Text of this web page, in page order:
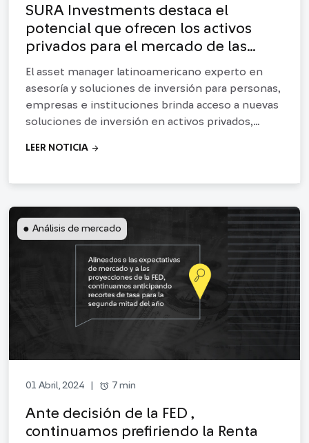
SURA Investments destaca el
potencial que ofrecen los activos
privados para el mercado de las
inversiones
El asset manager latinoamericano experto en
asesoría y soluciones de inversión para personas,
empresas e instituciones brinda acceso a nuevas
soluciones de inversión en activos privados,
los mercados
LEER NOTICIA arrow_forward
● Análisis de mercado
01 Abril, 2024 alarm 7 min
Ante decisión de la FED ,
continuamos prefiriendo la Renta